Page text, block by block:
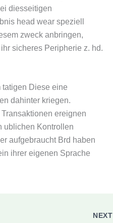
diesseitigen
head wear speziell
zweck anbringen,
sicheres Peripherie z. hd.
tatigen Diese eine
dahinter kriegen.
ereignen
ublichen Kontrollen
aufgebraucht Brd haben
ihrer eigenen Sprache
NEXT